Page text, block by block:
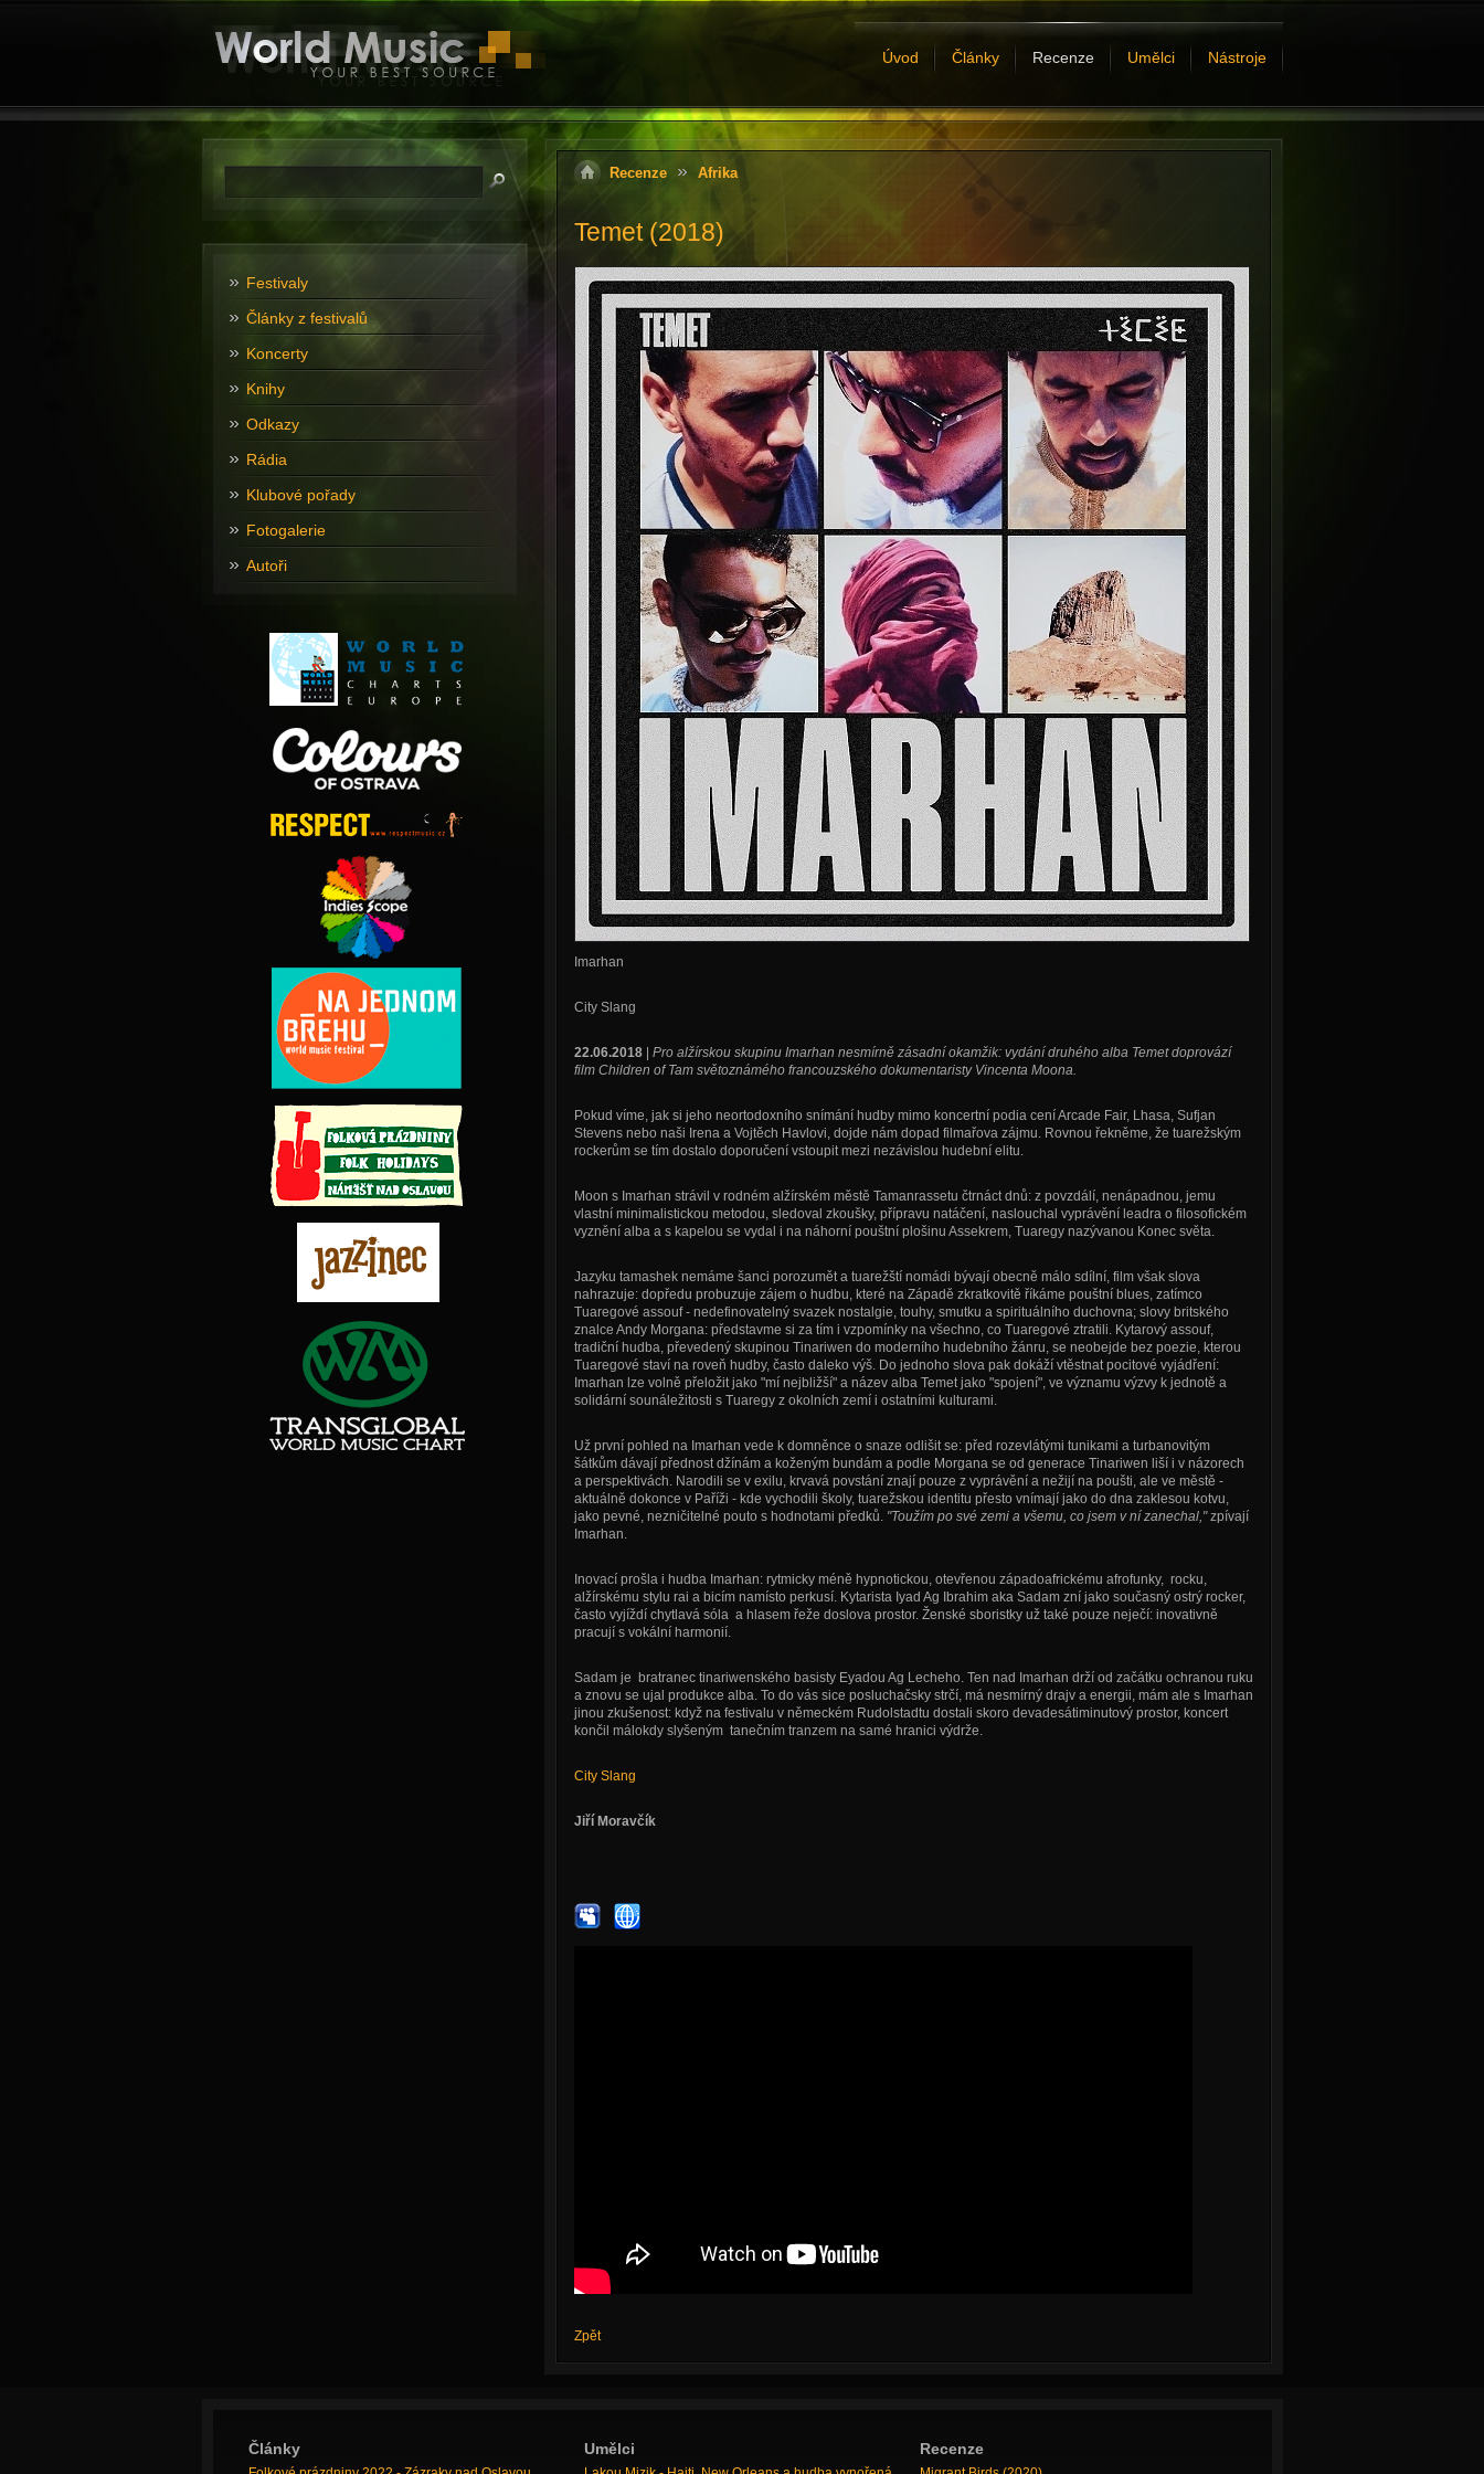
Úvod Články Recenze Umělci Nástroje
Recenze Afrika
Temet (2018)
Imarhan
City Slang
22.06.2018| Pro alžírskou skupinu Imarhan nesmírně zásadní okamžik: vydání druhého alba Temet doprovází
film Children of Tam světoznámého francouzského dokumentaristy Vincenta Moona.
Pokud víme, jak si jeho neortodoxního snímání hudby mimo koncertní podia cení Arcade Fair, Lhasa, Sufjan
Stevens nebo naši Irena a Vojtěch Havlovi, dojde nám dopad filmařova zájmu. Rovnou řekněme, že tuarežským
rockerům se tím dostalo doporučení vstoupit mezi nezávislou hudební elitu.
Moon s Imarhan strávil v rodném alžírském městě Tamanrassetu čtrnáct dnů: z povzdálí, nenápadnou, jemu
vlastní minimalistickou metodou, sledoval zkoušky, přípravu natáčení, naslouchal vyprávění leadra o filosofickém
vyznění alba a s kapelou se vydal i na náhorní pouštní plošinu Assekrem, Tuaregy nazývanou Konec světa.
Jazyku tamashek nemáme šanci porozumět a tuarežští nomádi bývají obecně málo sdílní, film však slova
nahrazuje: dopředu probuzuje zájem o hudbu, které na Západě zkratkovitě říkáme pouštní blues, zatímco
Tuaregové assouf - nedefinovatelný svazek nostalgie, touhy, smutku a spirituálního duchovna; slovy britského
znalce Andy Morgana: představme si za tím i vzpomínky na všechno, co Tuaregové ztratili. Kytarový assouf,
tradiční hudba, převedený skupinou Tinariwen do moderního hudebního žánru, se neobejde bez poezie, kterou
Tuaregové staví na roveň hudby, často daleko výš. Do jednoho slova pak dokáží vtěstnat pocitové vyjádření:
Imarhan lze volně přeložit jako "mí nejbližší" a název alba Temet jako "spojení", ve významu výzvy k jednotě a
solidární sounáležitosti s Tuaregy z okolních zemí i ostatními kulturami.
Už první pohled na Imarhan vede k domněnce o snaze odlišit se: před rozevlátými tunikami a turbanovitým
šátkům dávají přednost džínám a koženým bundám a podle Morgana se od generace Tinariwen liší i v názorech
a perspektivách. Narodili se v exilu, krvavá povstání znají pouze z vyprávění a nežijí na poušti, ale ve městě -
aktuálně dokonce v Paříži - kde vychodili školy, tuarežskou identitu přesto vnímají jako do dna zaklesou kotvu,
jako pevné, nezničitelné pouto s hodnotami předků. "Toužím po své zemi a všemu, co jsem v ní zanechal,"zpívají
Imarhan.
Inovací prošla i hudba Imarhan: rytmicky méně hypnotickou, otevřenou západoafrickému afrofunky, rocku,
alžírskému stylu rai a bicím namísto perkusí. Kytarista Iyad Ag Ibrahim aka Sadam zní jako současný ostrý rocker,
často vyjíždí chytlavá sóla a hlasem řeže doslova prostor. Ženské sboristky už také pouze neječí: inovativně
pracují s vokální harmonií.
Sadam je bratranec tinariwenského basisty Eyadou Ag Lecheho. Ten nad Imarhan drží od začátku ochranou ruku
a znovu se ujal produkce alba. To do vás sice posluchačsky strčí, má nesmírný drajv a energii, mám ale s Imarhan
jinou zkušenost: když na festivalu v německém Rudolstadtu dostali skoro devadesátiminutový prostor, koncert
končil málokdy slyšeným tanečním tranzem na samé hranici výdrže.
City Slang
Jiří Moravčík
Zpět
Festivaly
Články z festivalů
Koncerty
Knihy
Odkazy
Rádia
Klubové pořady
Fotogalerie
Autoři
Články Umělci Recenze